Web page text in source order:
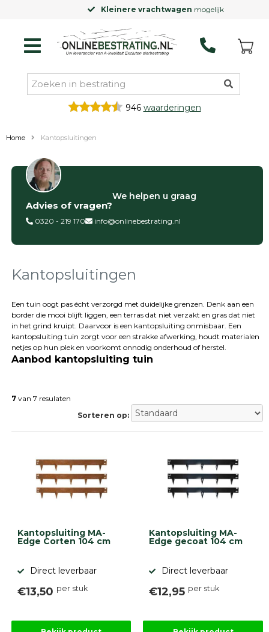
Kleinere vrachtwagenmogelijk
946 waarderingen
Home Kantopsluitingen
Categorieën
Siertegels
Betontegels
tegels
Stoeptegels
Buitentegels
Balkontegels
Sierbestrating
Sierbestrating
bestrating
Muurelementen
Straatklinkers
Palissades
Stapelblokken
Tuinaarde
Advies of vragen?
We helpen u graag
0320 - 219 170 info@onlinebestrating.nl
Kantopsluitingen
Een tuin oogt pas écht verzorgd met duidelijke grenzen. Denk aan een
border die mooi blijft liggen, een terras dat niet verzakt en gras dat niet
in het grind kruipt. Daarvoor is een kantopsluiting onmisbaar. Een
kantopsluiting tuin zorgt voor een strakke afwerking, houdt materialen
netjes op hun plek en voorkomt onnodig onderhoud of herstel.
Aanbod kantopsluiting tuin
7van 7 resulaten
Sorteren op:
Kantopsluiting MA-
Edge Corten 104 cm
Direct leverbaar
€13,50 per stuk
Kantopsluiting MA-
Edge gecoat 104 cm
Direct leverbaar
€12,95 per stuk